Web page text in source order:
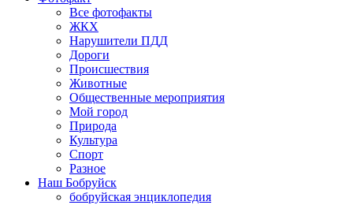
Все фотофакты
ЖКХ
Нарушители ПДД
Дороги
Происшествия
Животные
Общественные мероприятия
Мой город
Природа
Культура
Спорт
Разное
Наш Бобруйск
бобруйская энциклопедия